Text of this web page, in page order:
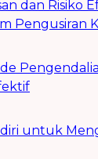
dan Risiko
Pengusiran
untuk